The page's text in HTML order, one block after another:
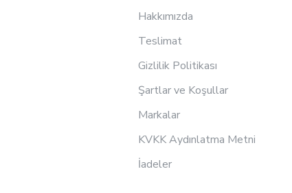
Hakkımızda
Teslimat
Gizlilik Politikası
Şartlar ve Koşullar
Markalar
KVKK Aydınlatma Metni
İadeler